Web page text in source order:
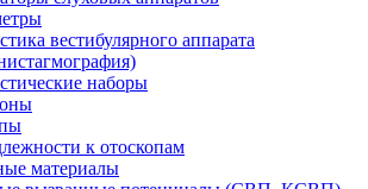
вестибулярного аппарата
наборы
к отоскопам
материалы